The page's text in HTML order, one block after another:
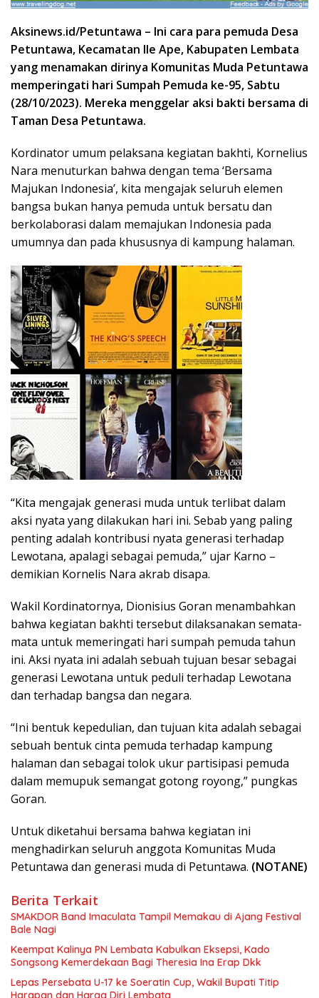
Aksinews.id/Petuntawa – Ini cara para pemuda Desa
Petuntawa, Kecamatan Ile Ape, Kabupaten Lembata
yang menamakan dirinya Komunitas Muda Petuntawa
memperingati hari Sumpah Pemuda ke-95, Sabtu
(28/10/2023). Mereka menggelar aksi bakti bersama di
Taman Desa Petuntawa.
Kordinator umum pelaksana kegiatan bakhti, Kornelius
Nara menuturkan bahwa dengan tema ‘Bersama
Majukan Indonesia’, kita mengajak seluruh elemen
bangsa bukan hanya pemuda untuk bersatu dan
berkolaborasi dalam memajukan Indonesia pada
umumnya dan pada khususnya di kampung halaman.
“Kita mengajak generasi muda untuk terlibat dalam
aksi nyata yang dilakukan hari ini. Sebab yang paling
penting adalah kontribusi nyata generasi terhadap
Lewotana, apalagi sebagai pemuda,” ujar Karno –
demikian Kornelis Nara akrab disapa.
Wakil Kordinatornya, Dionisius Goran menambahkan
bahwa kegiatan bakhti tersebut dilaksanakan semata-
mata untuk memeringati hari sumpah pemuda tahun
ini. Aksi nyata ini adalah sebuah tujuan besar sebagai
generasi Lewotana untuk peduli terhadap Lewotana
dan terhadap bangsa dan negara.
“Ini bentuk kepedulian, dan tujuan kita adalah sebagai
sebuah bentuk cinta pemuda terhadap kampung
halaman dan sebagai tolok ukur partisipasi pemuda
dalam memupuk semangat gotong royong,” pungkas
Goran.
Untuk diketahui bersama bahwa kegiatan ini
menghadirkan seluruh anggota Komunitas Muda
Petuntawa dan generasi muda di Petuntawa. (NOTANE)
Berita Terkait
SMAKDOR Band Imaculata Tampil Memakau di Ajang Festival
Bale Nagi
Keempat Kalinya PN Lembata Kabulkan Eksepsi, Kado
Songsong Kemerdekaan Bagi Theresia Ina Erap Dkk
Lepas Persebata U-17 ke Soeratin Cup, Wakil Bupati Titip
Harapan dan Harga Diri Lembata